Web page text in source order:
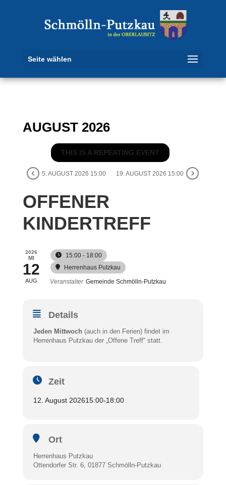
Seite wählen
AUGUST 2026
THIS IS A REPEATING EVENT
5. AUGUST 2026 15:00 19. AUGUST 2026 15:00
OFFENER
KINDERTREFF
2026
MI
12
AUG
15:00 - 18:00
Herrenhaus Putzkau
Veranstalter Gemeinde Schmölln-Putzkau
Details
Jeden Mittwoch (auch in den Ferien) findet im
Herrenhaus Putzkau der „Offene Treff“ statt.
Zeit
12. August 202615:00-18:00
Ort
Herrenhaus Putzkau
Ottendorfer Str. 6, 01877 Schmölln-Putzkau